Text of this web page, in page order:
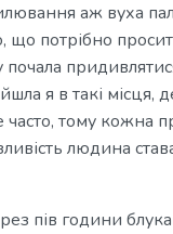
аж вуха
що потрібно
я в такі місця,
часто, тому кожна
людина
пів години